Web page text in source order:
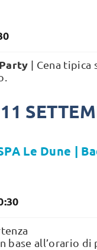
| Cena tipica
Le Dune |
base all’orario di